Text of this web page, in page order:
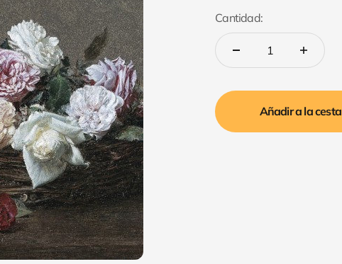
Cantidad:
Añadir a la cesta